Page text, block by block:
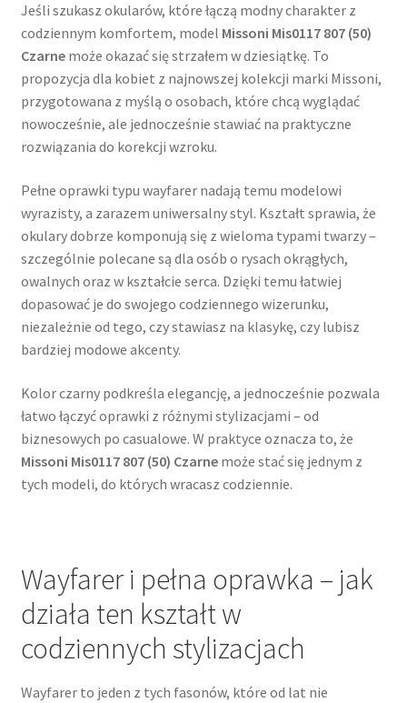
Jeśli szukasz okularów, które łączą modny charakter z
codziennym komfortem, model Missoni Mis0117 807 (50)
Czarnemoże okazać się strzałem w dziesiątkę. To
propozycja dla kobiet z najnowszej kolekcji marki Missoni,
przygotowana z myślą o osobach, które chcą wyglądać
nowocześnie, ale jednocześnie stawiać na praktyczne
rozwiązania do korekcji wzroku.
Pełne oprawki typu wayfarer nadają temu modelowi
wyrazisty, a zarazem uniwersalny styl. Kształt sprawia, że
okulary dobrze komponują się z wieloma typami twarzy –
szczególnie polecane są dla osób o rysach okrągłych,
owalnych oraz w kształcie serca. Dzięki temu łatwiej
dopasować je do swojego codziennego wizerunku,
niezależnie od tego, czy stawiasz na klasykę, czy lubisz
bardziej modowe akcenty.
Kolor czarny podkreśla elegancję, a jednocześnie pozwala
łatwo łączyć oprawki z różnymi stylizacjami – od
biznesowych po casualowe. W praktyce oznacza to, że
Missoni Mis0117 807 (50) Czarnemoże stać się jednym z
tych modeli, do których wracasz codziennie.
Wayfarer i pełna oprawka – jak
działa ten kształt w
codziennych stylizacjach
Wayfarer to jeden z tych fasonów, które od lat nie